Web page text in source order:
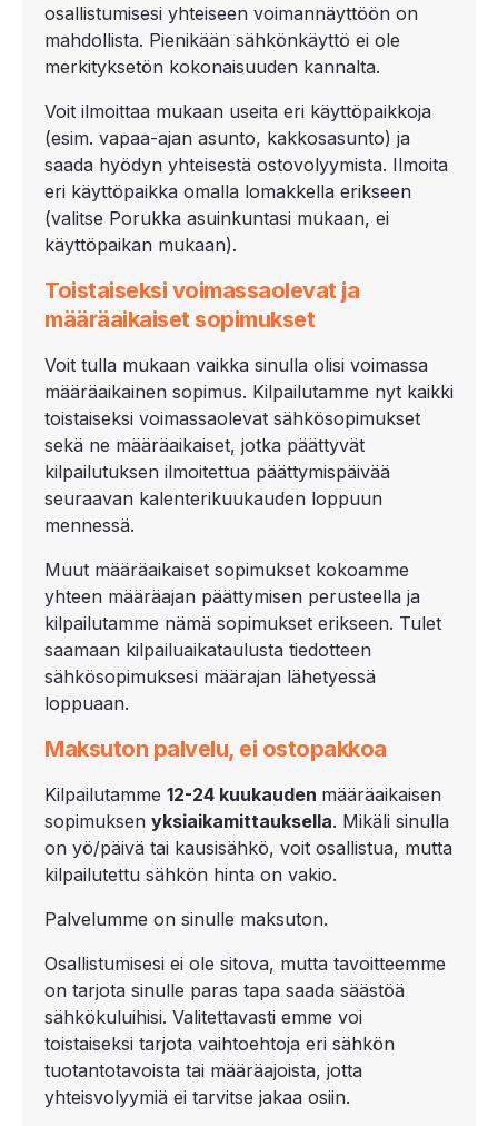
osallistumisesi yhteiseen voimannäyttöön on
mahdollista. Pienikään sähkönkäyttö ei ole
merkityksetön kokonaisuuden kannalta.
Voit ilmoittaa mukaan useita eri käyttöpaikkoja
(esim. vapaa-ajan asunto, kakkosasunto) ja
saada hyödyn yhteisestä ostovolyymista. Ilmoita
eri käyttöpaikka omalla lomakkella erikseen
(valitse Porukka asuinkuntasi mukaan, ei
käyttöpaikan mukaan).
Toistaiseksi voimassaolevat ja
määräaikaiset sopimukset
Voit tulla mukaan vaikka sinulla olisi voimassa
määräaikainen sopimus. Kilpailutamme nyt kaikki
toistaiseksi voimassaolevat sähkösopimukset
sekä ne määräaikaiset, jotka päättyvät
kilpailutuksen ilmoitettua päättymispäivää
seuraavan kalenterikuukauden loppuun
mennessä.
Muut määräaikaiset sopimukset kokoamme
yhteen määräajan päättymisen perusteella ja
kilpailutamme nämä sopimukset erikseen. Tulet
saamaan kilpailuaikataulusta tiedotteen
sähkösopimuksesi määrajan lähetyessä
loppuaan.
Maksuton palvelu, ei ostopakkoa
Kilpailutamme 12-24 kuukauden määräaikaisen
sopimuksen yksiaikamittauksella. Mikäli sinulla
on yö/päivä tai kausisähkö, voit osallistua, mutta
kilpailutettu sähkön hinta on vakio.
Palvelumme on sinulle maksuton.
Osallistumisesi ei ole sitova, mutta tavoitteemme
on tarjota sinulle paras tapa saada säästöä
sähkökuluihisi. Valitettavasti emme voi
toistaiseksi tarjota vaihtoehtoja eri sähkön
tuotantotavoista tai määräajoista, jotta
yhteisvolyymiä ei tarvitse jakaa osiin.